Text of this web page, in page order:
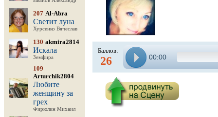
207 Al-Abra
Светит луна
Хурсенко Вячеслав
130 akmira2814
Искала
Земфира
109
Arturchik2804
Любите
женщину за
грех
Фирюлин Михаил
Баллов:
26 00:00